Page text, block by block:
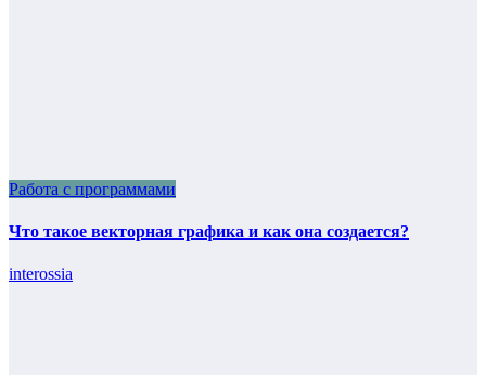
Работа с программами
Что такое векторная графика и как она создается?
interossia